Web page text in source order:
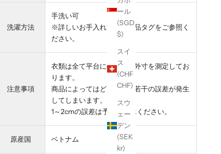
ール
(SGD
$)
スイ
ス
(CHF
CHF)
スウ
ェー
デン
(SEK
kr)
洗濯方法
手洗い可
※詳しいお手入れ方法は商品タグをご参照く
ださい。
注意事項
衣類は全て平台に平置きし外寸を測定してお
ります。
商品によってはどうしても若干の誤差が発生
してしまいます。
1～2cmの誤差は予めご了承ください。
原産国 ベトナム